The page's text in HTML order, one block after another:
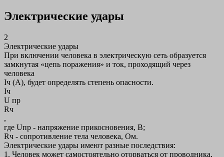
Электрические удары
2
Электрические удары
При включении человека в электрическую сеть образуется
замкнутая «цепь поражения» и ток, проходящий через
человека
Iч (А), будет определять степень опасности.
Iч
U пр
Rч
,
где Uпр - напряжение прикосновения, В;
Rч - сопротивление тела человека, Ом.
Электрические удары имеют разные последствия:
1. Человек может самостоятельно оторваться от проводника,